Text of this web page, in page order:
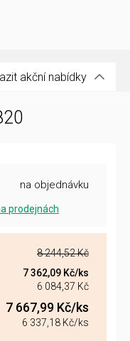
akční nabídky
na objednávku
prodejnách
8 244,52 Kč
7 362,09 Kč/ks
6 084,37 Kč
7 667,99 Kč/ks
6 337,18 Kč/ks